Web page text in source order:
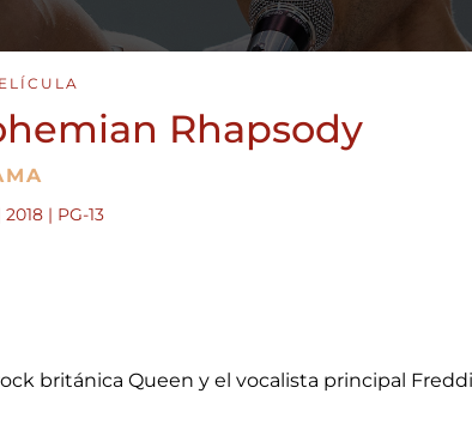
Rhapsody
2018 | PG-13
británica Queen y el vocalista principal